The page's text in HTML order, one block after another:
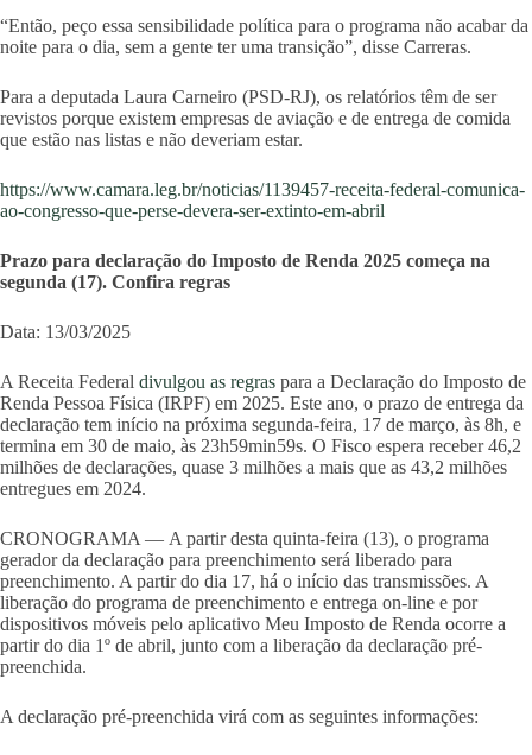
“Então, peço essa sensibilidade política para o programa não acabar da
noite para o dia, sem a gente ter uma transição”, disse Carreras.
Para a deputada Laura Carneiro (PSD-RJ), os relatórios têm de ser
revistos porque existem empresas de aviação e de entrega de comida
que estão nas listas e não deveriam estar.
https://www.camara.leg.br/noticias/1139457-receita-federal-comunica-
ao-congresso-que-perse-devera-ser-extinto-em-abril
Prazo para declaração do Imposto de Renda 2025 começa na
segunda (17). Confira regras
Data: 13/03/2025
A Receita Federal divulgou as regras para a Declaração do Imposto de
Renda Pessoa Física (IRPF) em 2025. Este ano, o prazo de entrega da
declaração tem início na próxima segunda-feira, 17 de março, às 8h, e
termina em 30 de maio, às 23h59min59s. O Fisco espera receber 46,2
milhões de declarações, quase 3 milhões a mais que as 43,2 milhões
entregues em 2024.
CRONOGRAMA — A partir desta quinta-feira (13), o programa
gerador da declaração para preenchimento será liberado para
preenchimento. A partir do dia 17, há o início das transmissões. A
liberação do programa de preenchimento e entrega on-line e por
dispositivos móveis pelo aplicativo Meu Imposto de Renda ocorre a
partir do dia 1º de abril, junto com a liberação da declaração pré-
preenchida.
A declaração pré-preenchida virá com as seguintes informações: